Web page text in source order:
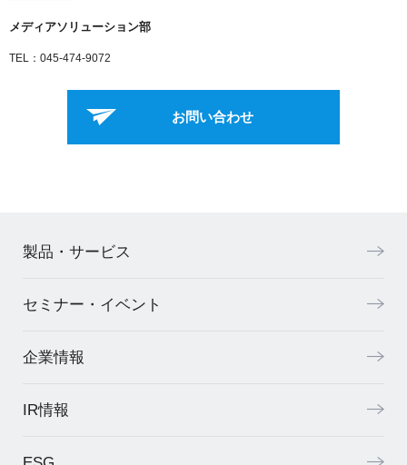
メディアソリューション部
TEL：045-474-9072
お問い合わせ
製品・サービス
セミナー・イベント
企業情報
IR情報